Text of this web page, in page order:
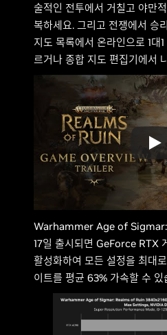
술적인 전투에서 거칠고 야만
복하세요. 그리고 전쟁에서 승
지도 목록에서 온라인으로 1대
르거나 종합 지도 편집기에서
Warhammer Age of Sigmar:
17일 출시되면 GeForce RTX
활성화하여 모든 설정을 최대
이트를 평균 63% 가속할 수 있